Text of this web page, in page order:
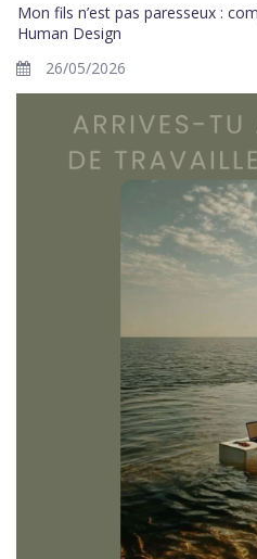
Mon fils n’est pas paresseux :
Human Design
26/05/2026